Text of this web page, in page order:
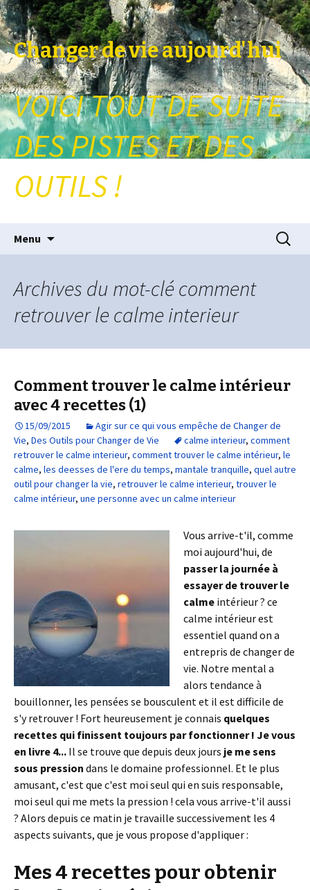
Changer de vie aujourd'hui
VOICI TOUT DE SUITE
DES PISTES ET DES
OUTILS !
Menu
Archives du mot-clé comment
retrouver le calme interieur
Comment trouver le calme intérieur
avec 4 recettes (1)
15/09/2015
Agir sur ce qui vous empêche de Changer de
Vie, Des Outils pour Changer de Vie calme interieur, comment
retrouver le calme interieur, comment trouver le calme intérieur, le
calme, les deesses de l'ere du temps, mantale tranquille, quel autre
outil pour changer la vie, retrouver le calme interieur, trouver le
calme intérieur, une personne avec un calme interieur
Vous arrive-t'il, comme
moi aujourd'hui, de
passer la journée à
essayer de trouver le
calme intérieur ? ce
calme intérieur est
essentiel quand on a
entrepris de changer de
vie. Notre mental a
alors tendance à
bouillonner, les pensées se bousculent et il est difficile de
s'y retrouver ! Fort heureusement je connais quelques
recettes qui finissent toujours par fonctionner ! Je vous
en livre 4... Il se trouve que depuis deux jours je me sens
sous pression dans le domaine professionnel. Et le plus
amusant, c'est que c'est moi seul qui en suis responsable,
moi seul qui me mets la pression ! cela vous arrive-t'il aussi
? Alors depuis ce matin je travaille successivement les 4
aspects suivants, que je vous propose d'appliquer :
Mes 4 recettes pour obtenir